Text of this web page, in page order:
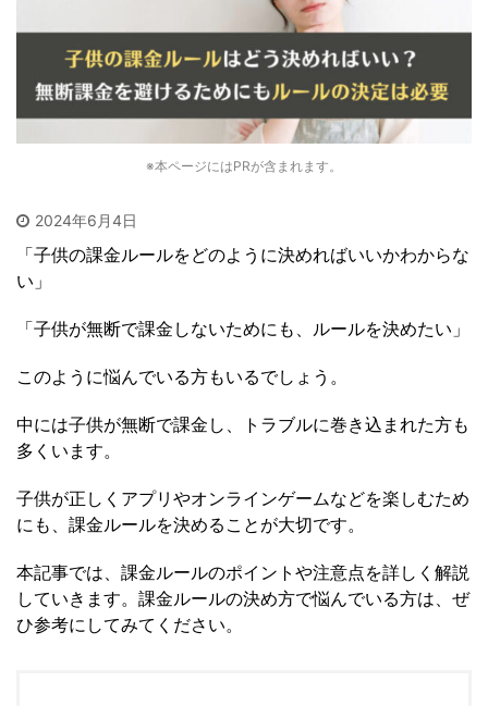
※本ページにはPRが含まれます。
2024年6月4日
「子供の課金ルールをどのように決めればいいかわからな
い」
「子供が無断で課金しないためにも、ルールを決めたい」
このように悩んでいる方もいるでしょう。
中には子供が無断で課金し、トラブルに巻き込まれた方も
多くいます。
子供が正しくアプリやオンラインゲームなどを楽しむため
にも、課金ルールを決めることが大切です。
本記事では、課金ルールのポイントや注意点を詳しく解説
していきます。課金ルールの決め方で悩んでいる方は、ぜ
ひ参考にしてみてください。